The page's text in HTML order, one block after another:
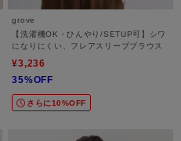
grove
【洗濯機OK・ひんやり/SETUP可】シワ
になりにくい、フレアスリーブブラウス
¥3,236
35%OFF
さらに10%OFF